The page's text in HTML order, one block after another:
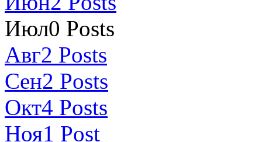
Июл0 Posts
Авг2 Posts
Сен2 Posts
Окт4 Posts
Ноя1 Post